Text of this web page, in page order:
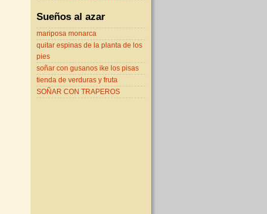
Sueños al azar
mariposa monarca
quitar espinas de la planta de los
pies
soñar con gusanos ike los pisas
tienda de verduras y fruta
SOÑAR CON TRAPEROS